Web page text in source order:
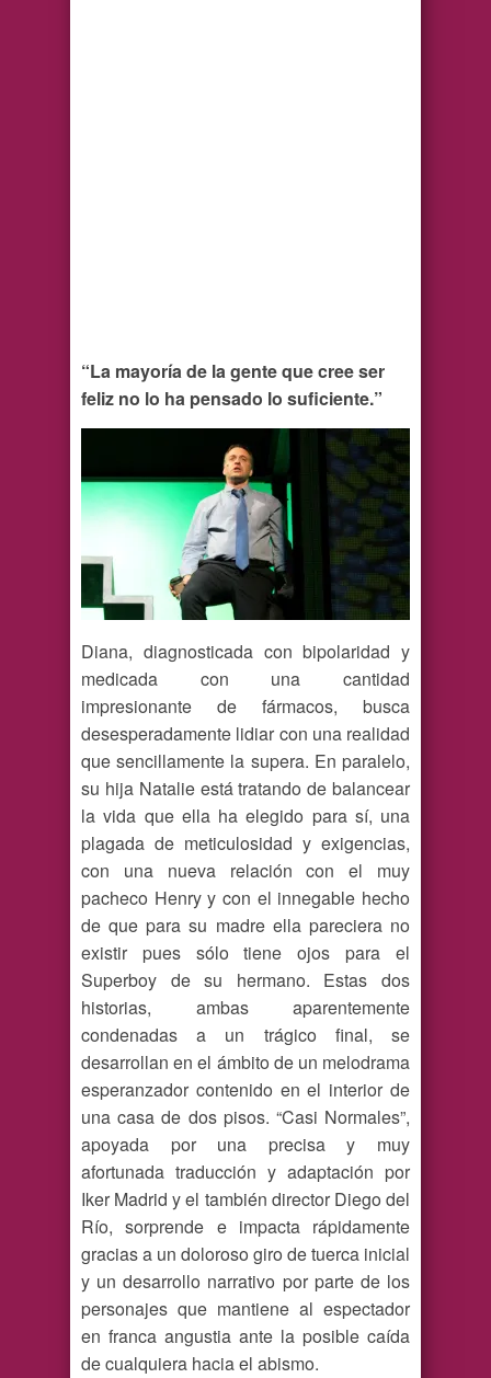
“La mayoría de la gente que cree ser
feliz no lo ha pensado lo suficiente.”
Diana, diagnosticada con bipolaridad y
medicada con una cantidad
impresionante de fármacos, busca
desesperadamente lidiar con una realidad
que sencillamente la supera. En paralelo,
su hija Natalie está tratando de balancear
la vida que ella ha elegido para sí, una
plagada de meticulosidad y exigencias,
con una nueva relación con el muy
pacheco Henry y con el innegable hecho
de que para su madre ella pareciera no
existir pues sólo tiene ojos para el
Superboy de su hermano. Estas dos
historias, ambas aparentemente
condenadas a un trágico final, se
desarrollan en el ámbito de un melodrama
esperanzador contenido en el interior de
una casa de dos pisos. “Casi Normales”,
apoyada por una precisa y muy
afortunada traducción y adaptación por
Iker Madrid y el también director Diego del
Río, sorprende e impacta rápidamente
gracias a un doloroso giro de tuerca inicial
y un desarrollo narrativo por parte de los
personajes que mantiene al espectador
en franca angustia ante la posible caída
de cualquiera hacia el abismo.